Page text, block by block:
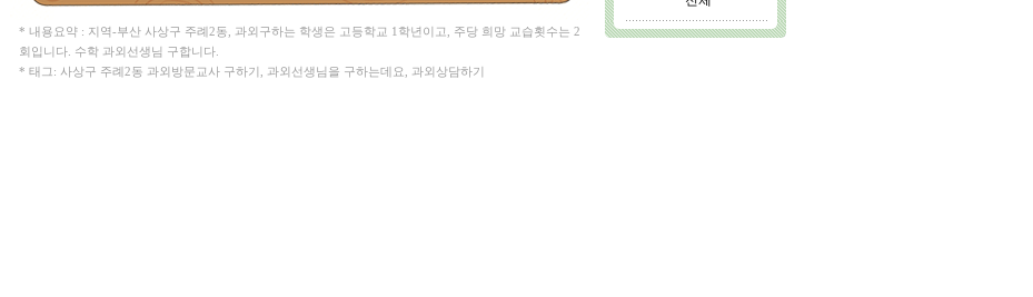
* 내용요약 : 지역-부산 사상구 주례2동, 과외구하는 학생은 고등학교 1학년이고, 주당 희망 교습횟수는 2
회입니다. 수학 과외선생님 구합니다.
* 태그: 사상구 주례2동 과외방문교사 구하기, 과외선생님을 구하는데요, 과외상담하기